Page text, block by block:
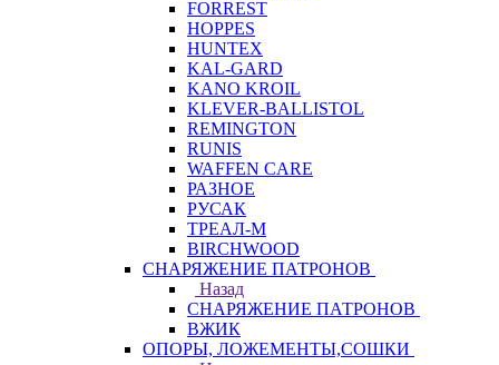
FORREST
HOPPES
HUNTEX
KAL-GARD
KANO KROIL
KLEVER-BALLISTOL
REMINGTON
RUNIS
WAFFEN CARE
РАЗНОЕ
РУСАК
ТРЕАЛ-М
BIRCHWOOD
СНАРЯЖЕНИЕ ПАТРОНОВ
Назад
СНАРЯЖЕНИЕ ПАТРОНОВ
ВЖИК
ОПОРЫ, ЛОЖЕМЕНТЫ,СОШКИ